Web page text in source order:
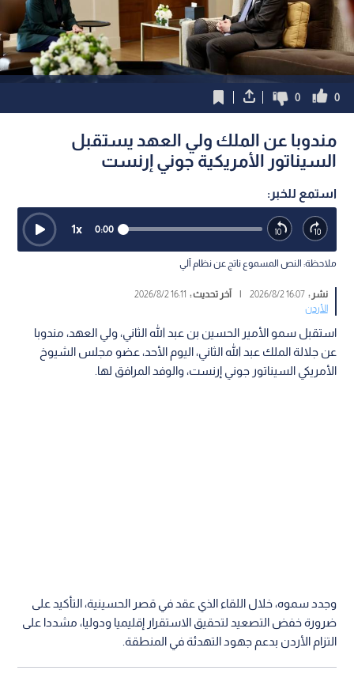
0
0
مندوبا عن الملك ولي العهد يستقبل
السيناتور الأمريكية جوني إرنست
استمع للخبر:
0:00
1x
ملاحظة: النص المسموع ناتج عن نظام آلي
نشر :16:07 2026/8/2
| آخر تحديث : 16:11 2026/8/2
الأردن
استقبل سمو الأمير الحسين بن عبد الله الثاني، ولي العهد، مندوبا
عن جلالة الملك عبد الله الثاني، اليوم الأحد، عضو مجلس الشيوخ
الأمريكي السيناتور جوني إرنست، والوفد المرافق لها.
وجدد سموه، خلال اللقاء الذي عقد في قصر الحسينية، التأكيد على
ضرورة خفض التصعيد لتحقيق الاستقرار إقليميا ودوليا، مشددا على
التزام الأردن بدعم جهود التهدئة في المنطقة.